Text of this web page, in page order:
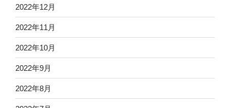
2022年12月
2022年11月
2022年10月
2022年9月
2022年8月